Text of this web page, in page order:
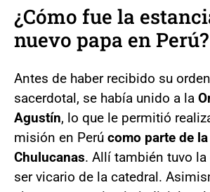
¿Cómo fue la
nuevo papa en Perú?
Antes de haber recibido su
sacerdotal, se había unido a la
Agustín, lo que le permitió
misión en Perú como parte de
Chulucanas. Allí también tuvo
ser vicario de la catedral.